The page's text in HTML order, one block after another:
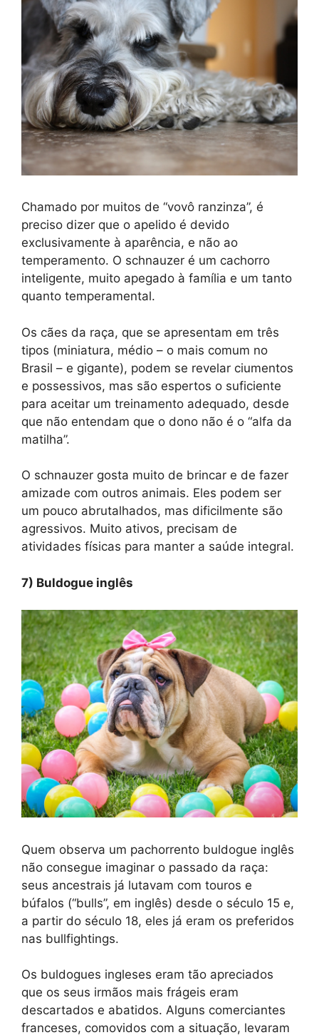
Chamado por muitos de “vovô ranzinza”, é
preciso dizer que o apelido é devido
exclusivamente à aparência, e não ao
temperamento. O schnauzer é um cachorro
inteligente, muito apegado à família e um tanto
quanto temperamental.
Os cães da raça, que se apresentam em três
tipos (miniatura, médio – o mais comum no
Brasil – e gigante), podem se revelar ciumentos
e possessivos, mas são espertos o suficiente
para aceitar um treinamento adequado, desde
que não entendam que o dono não é o “alfa da
matilha”.
O schnauzer gosta muito de brincar e de fazer
amizade com outros animais. Eles podem ser
um pouco abrutalhados, mas dificilmente são
agressivos. Muito ativos, precisam de
atividades físicas para manter a saúde integral.
7) Buldogue inglês
Quem observa um pachorrento buldogue inglês
não consegue imaginar o passado da raça:
seus ancestrais já lutavam com touros e
búfalos (“bulls”, em inglês) desde o século 15 e,
a partir do século 18, eles já eram os preferidos
nas bullfightings.
Os buldogues ingleses eram tão apreciados
que os seus irmãos mais frágeis eram
descartados e abatidos. Alguns comerciantes
franceses, comovidos com a situação, levaram